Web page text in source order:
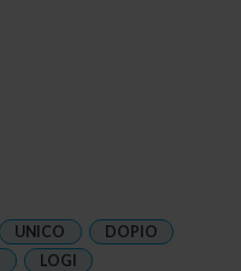
UNICO
DOPIO
LOGI